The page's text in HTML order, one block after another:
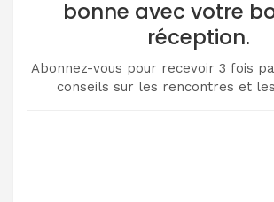
bonne avec votre
réception.
Abonnez-vous pour recevoir 3 fois
conseils sur les rencontres et